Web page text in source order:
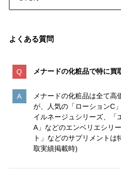
よくある質問
メナードの化粧品で特に買
メナードの化粧品は全て高
が、人気の「ローションC
イルネージュシリーズ、「
A」などのエンベリエシリ
ト」などのサプリメント
取実績掲載時)